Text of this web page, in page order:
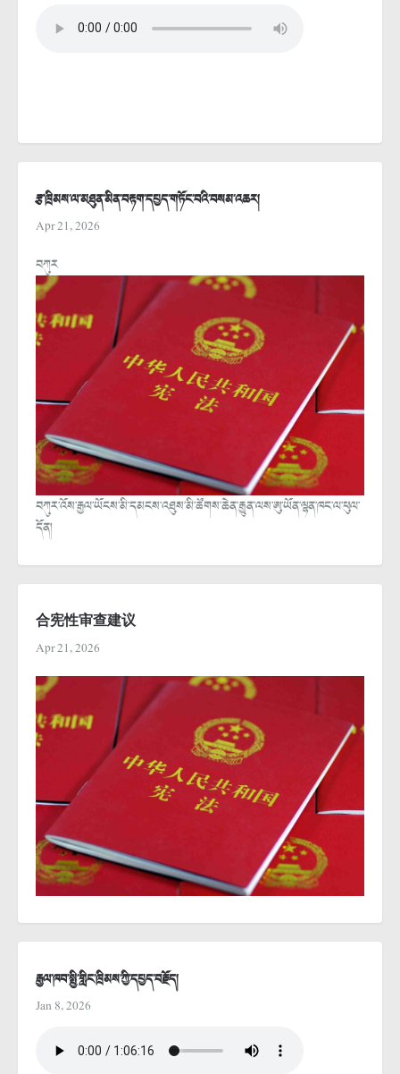
རྩ་ཁྲིམས་ལ་མཐུན་མིན་བརྟག་དཔྱད་གཏོང་བའི་བསམ་འཆར།
Apr 21, 2026
བཀུར
བཀུར་འོས་རྒྱལ་ཡོངས་མི་དམངས་འཐུས་མི་ཚོགས་ཆེན་རྒྱུན་ལས་ཨུ་ཡོན་ལྷན་ཁང་ལ་ཕུལ་
དོན།
合宪性审查建议
Apr 21, 2026
རྒྱལ་ཁབ་སྤྱི་གླིང་ཁྲིམས་ཀྱི་དཔྱད་བརྗོད།
Jan 8, 2026